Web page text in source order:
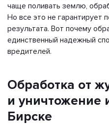
чаще поливать землю,
Но все это не гарантирует
результата. Вот почему
единственный надежный
вредителей.
Обработка от
и уничтожение
Бирске